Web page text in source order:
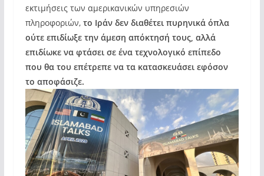
εκτιμήσεις των αμερικανικών υπηρεσιών
πληροφοριών,το Ιράν δεν διαθέτει πυρηνικά όπλα
ούτε επιδίωξε την άμεση απόκτησή τους, αλλά
επιδίωκε να φτάσει σε ένα τεχνολογικό επίπεδο
που θα του επέτρεπε να τα κατασκευάσει εφόσον
το αποφάσιζε.